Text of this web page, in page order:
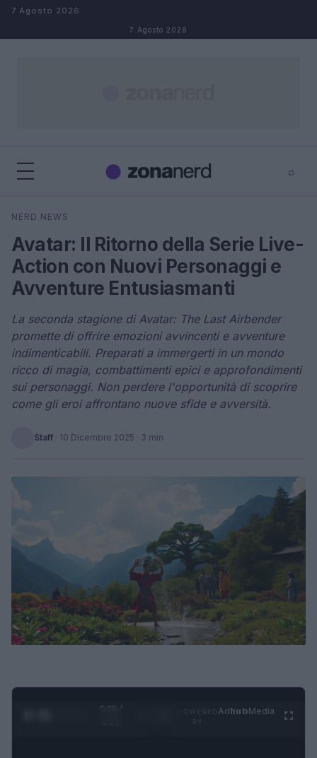
Salta al contenuto
7 Agosto 2026
7 Agosto 2026
⌕
Cerca
NERD NEWS
Avatar: Il Ritorno della Serie Live-
Action con Nuovi Personaggi e
Avventure Entusiasmanti
La seconda stagione di Avatar: The Last Airbender
promette di offrire emozioni avvincenti e avventure
indimenticabili. Preparati a immergerti in un mondo
ricco di magia, combattimenti epici e approfondimenti
sui personaggi. Non perdere l'opportunità di scoprire
come gli eroi affrontano nuove sfide e avversità.
Staff · 10 Dicembre 2025 · 3 min
0:29 /
AdhubMedia